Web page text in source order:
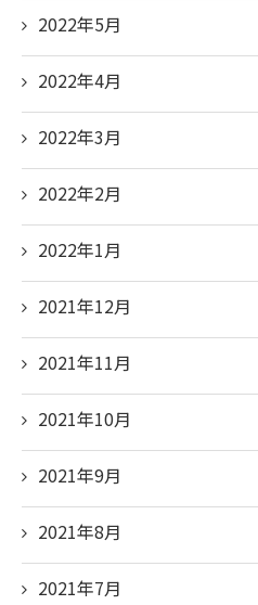
2022年5月
2022年4月
2022年3月
2022年2月
2022年1月
2021年12月
2021年11月
2021年10月
2021年9月
2021年8月
2021年7月